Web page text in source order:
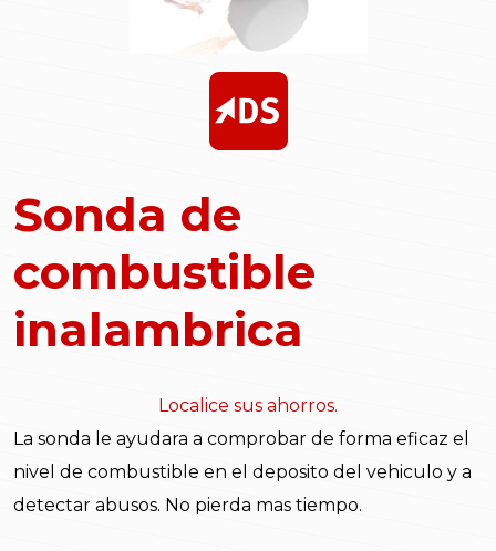
Sonda de
combustible
inalambrica
Localice sus ahorros.
La sonda le ayudara a comprobar de forma eficaz el
nivel de combustible en el deposito del vehiculo y a
detectar abusos. No pierda mas tiempo.